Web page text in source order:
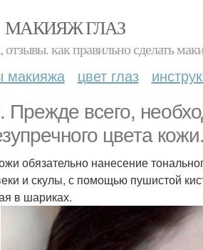
МАКИЯЖ ГЛАЗ
как правильно сделать
макияжа цвет глаз
всего,
цвета кожи.
обязательно нанесение
и скулы, с помощью пушистой
в шариках.